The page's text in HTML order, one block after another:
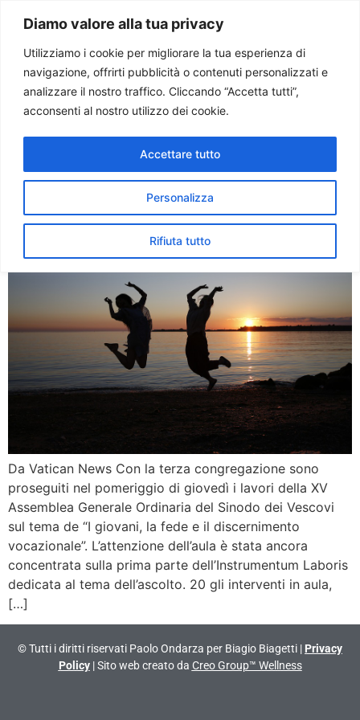
Diamo valore alla tua privacy
Utilizziamo i cookie per migliorare la tua esperienza di
navigazione, offrirti pubblicità o contenuti personalizzati e
analizzare il nostro traffico. Cliccando “Accetta tutti”,
acconsenti al nostro utilizzo dei cookie.
Personalizza
Rifiuta tutto
Accettare tutto
Paolo Ondarza
Tag:iturgia
Sinodo. I giovani ritrovino
fiducia nella Chiesa, loro
Da Vatican News Con la terza congregazione sono
proseguiti nel pomeriggio di giovedì i lavori della XV
Assemblea Generale Ordinaria del Sinodo dei Vescovi
sul tema de “I giovani, la fede e il discernimento
vocazionale”. L’attenzione dell’aula è stata ancora
concentrata sulla prima parte dell’Instrumentum Laboris
dedicata al tema dell’ascolto. 20 gli interventi in aula,
[…]
© Tutti i diritti riservati Paolo Ondarza per Biagio Biagetti | Privacy
Policy| Sito web creato da Creo Group™ Wellness